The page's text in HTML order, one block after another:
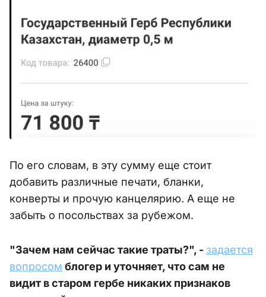
По его словам, в эту сумму еще стоит
добавить различные печати, бланки,
конверты и прочую канцелярию. А еще не
забыть о посольствах за рубежом.
"Зачем нам сейчас такие траты?", - задается
вопросом блогер и уточняет, что сам не
видит в старом гербе никаких признаков